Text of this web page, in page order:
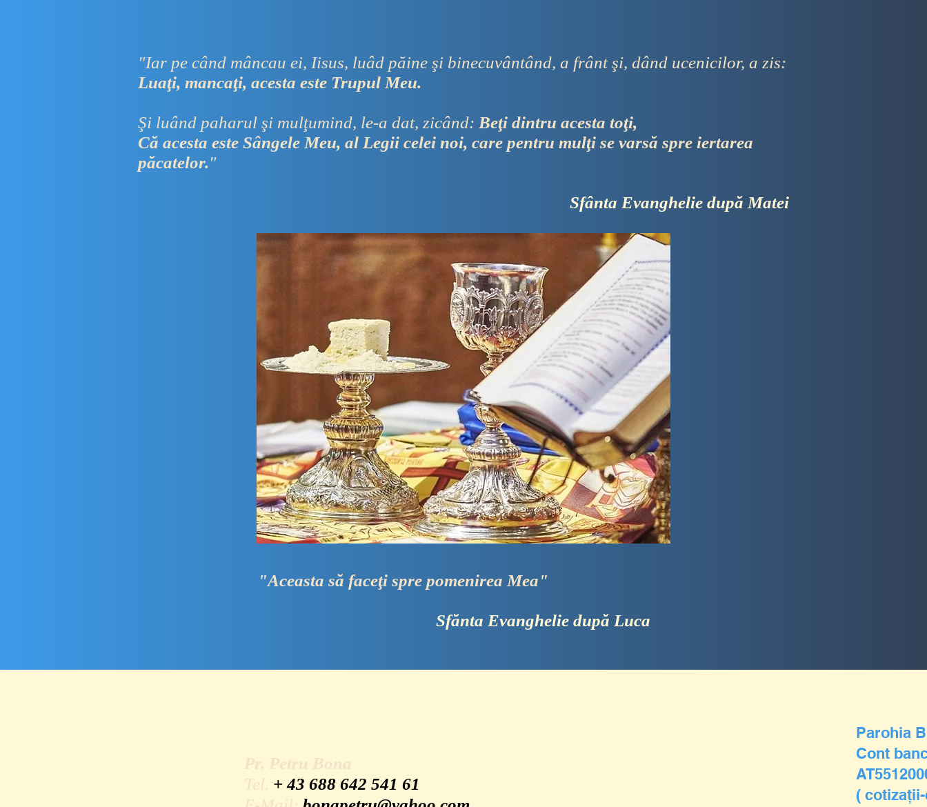
"Iar pe când mâncau ei, Iisus, luâd păine şi binecuvântând, a frânt şi, dând ucenicilor, a zis:
Luaţi, mancaţi, acesta este Trupul Meu.
Şi luând paharul şi mulţumind, le-a dat, zicând: Beţi dintru acesta toţi,
Că acesta este Sângele Meu, al Legii celei noi, care pentru mulţi se varsă spre iertarea
păcatelor."
Sfânta Evanghelie după Matei
"Aceasta să faceţi spre pomenirea Mea"
Sfănta Evanghelie după Luca
+ 43 688 642 541 61
Parohia
Cont
(